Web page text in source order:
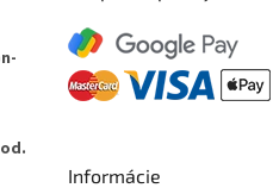
Informácie